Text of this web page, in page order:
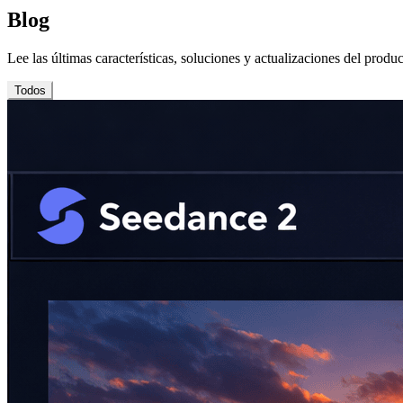
Blog
Lee las últimas características, soluciones y actualizaciones del
Todos